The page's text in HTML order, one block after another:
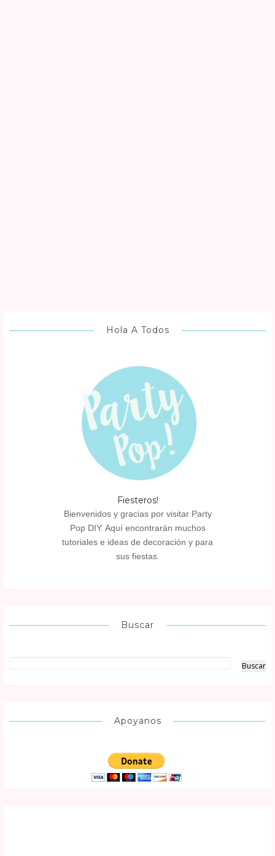
Hola A Todos
Fiesteros!
Bienvenidos y gracias por visitar Party
Pop DIY. Aquí encontrarán muchos
tutoriales e ideas de decoración y para
sus fiestas.
Buscar
Apoyanos